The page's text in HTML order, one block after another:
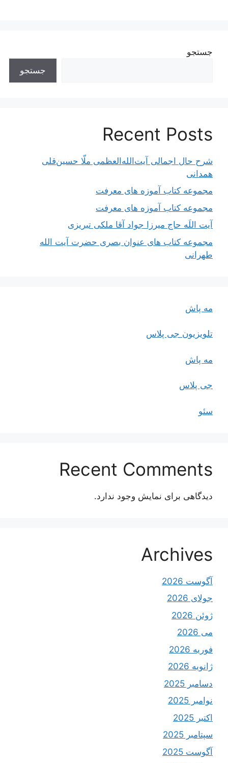
جستجو
جستجو
Recent Posts
شرح حال اجمالی آیت‌الله‌العظمی ملّا حسین‌قلی
همدانی
مجموعه کتاب آموزه های معرفت
مجموعه کتاب آموزه های معرفت
آیت اللَه حاج میرزا جواد آقا ملکی تبریزی
مجموعه کتاب های عنوان بصری حضرت آیت الله
طهرانی
مه پاش
تلویزیون جی پلاس
مه پاش
جی پلاس
سئو
Recent Comments
دیدگاهی برای نمایش وجود ندارد.
Archives
آگوست 2026
جولای 2026
ژوئن 2026
می 2026
فوریه 2026
ژانویه 2026
دسامبر 2025
نوامبر 2025
اکتبر 2025
سپتامبر 2025
آگوست 2025